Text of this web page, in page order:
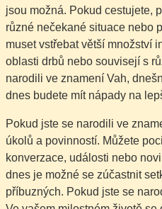
jsou možná. Pokud cestujete,
různé nečekané situace nebo
muset vstřebat větší množství
oblasti drbů nebo souvisejí s
narodili ve znamení Vah,
dnes budete mít nápady na
Pokud jste se narodili ve
úkolů a povinností. Můžete
konverzace, události nebo
dnes je možné se zúčastnit
příbuzných. Pokud jste se